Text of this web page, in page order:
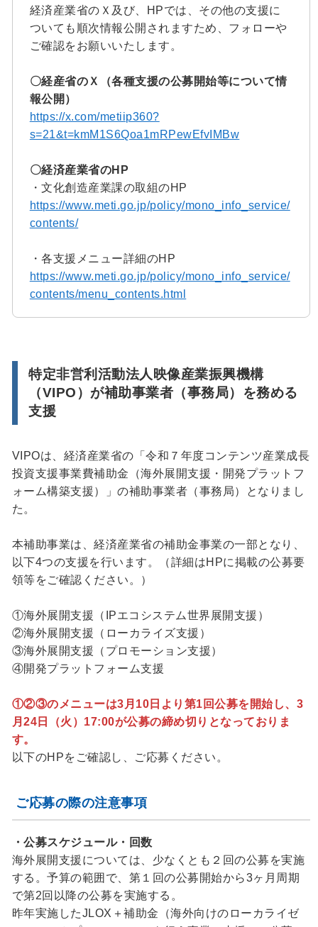
経済産業省のＸ及び、HPでは、その他の支援に
ついても順次情報公開されますため、フォローや
ご確認をお願いいたします。
〇経産省のＸ（各種支援の公募開始等について情
報公開）
https://x.com/metiip360?
s=21&t=kmM1S6Qoa1mRPewEfvIMBw
〇経済産業省のHP
・文化創造産業課の取組のHP
https://www.meti.go.jp/policy/mono_info_service/
contents/
・各支援メニュー詳細のHP
https://www.meti.go.jp/policy/mono_info_service/
contents/menu_contents.html
特定非営利活動法人映像産業振興機構
（VIPO）が補助事業者（事務局）を務める
支援
VIPOは、経済産業省の「令和７年度コンテンツ産業成長
投資支援事業費補助金（海外展開支援・開発プラットフ
ォーム構築支援）」の補助事業者（事務局）となりまし
た。
本補助事業は、経済産業省の補助金事業の一部となり、
以下4つの支援を行います。（詳細はHPに掲載の公募要
領等をご確認ください。）
①海外展開支援（IPエコシステム世界展開支援）
②海外展開支援（ローカライズ支援）
③海外展開支援（プロモーション支援）
④開発プラットフォーム支援
①②③のメニューは3月10日より第1回公募を開始し、3
月24日（火）17:00が公募の締め切りとなっておりま
す。
以下のHPをご確認し、ご応募ください。
ご応募の際の注意事項
・公募スケジュール・回数
海外展開支援については、少なくとも２回の公募を実施
する。予算の範囲で、第１回の公募開始から3ヶ月周期
で第2回以降の公募を実施する。
昨年実施したJLOX＋補助金（海外向けのローカライゼ